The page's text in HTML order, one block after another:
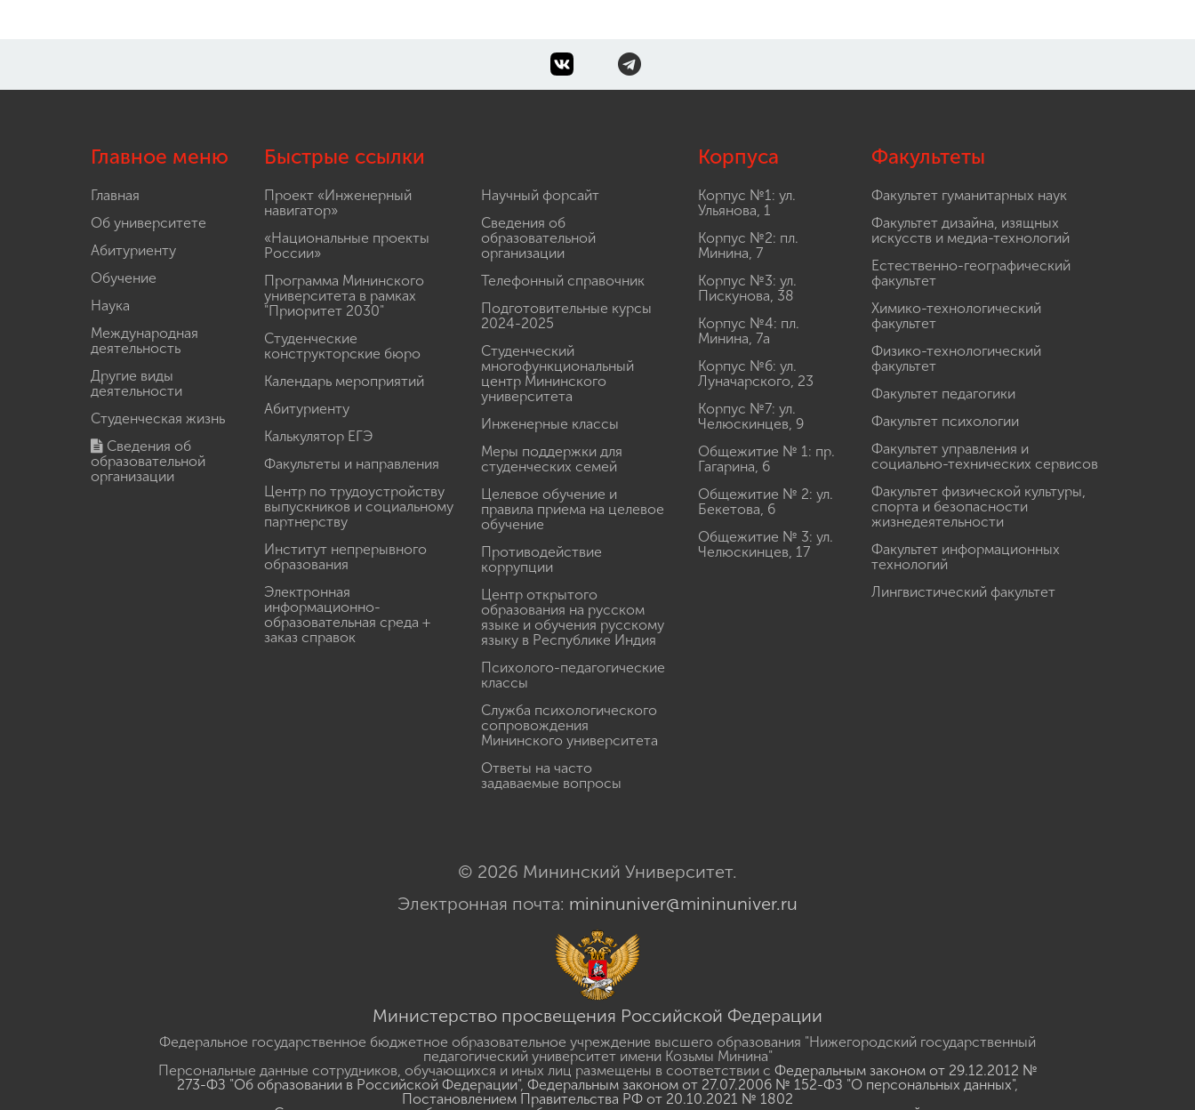
Главное меню
Главная
Об университете
Абитуриенту
Обучение
Наука
Международная
деятельность
Другие виды
деятельности
Студенческая жизнь
Сведения об
образовательной
организации
Быстрые ссылки
Проект «Инженерный
навигатор»
«Национальные проекты
России»
Программа Мининского
университета в рамках
"Приоритет 2030"
Студенческие
конструкторские бюро
Календарь мероприятий
Абитуриенту
Калькулятор ЕГЭ
Факультеты и направления
Центр по трудоустройству
выпускников и социальному
партнерству
Институт непрерывного
образования
Электронная
информационно-
образовательная среда +
заказ справок
Научный форсайт
Сведения об
образовательной
организации
Телефонный справочник
Подготовительные курсы
2024-2025
Студенческий
многофункциональный
центр Мининского
университета
Инженерные классы
Меры поддержки для
студенческих семей
Целевое обучение и
правила приема на целевое
обучение
Противодействие
коррупции
Центр открытого
образования на русском
языке и обучения русскому
языку в Республике Индия
Психолого-педагогические
классы
Служба психологического
сопровождения
Мининского университета
Ответы на часто
задаваемые вопросы
Корпуса
Корпус №1: ул.
Ульянова, 1
Корпус №2: пл.
Минина, 7
Корпус №3: ул.
Пискунова, 38
Корпус №4: пл.
Минина, 7а
Корпус №6: ул.
Луначарского, 23
Корпус №7: ул.
Челюскинцев, 9
Общежитие № 1: пр.
Гагарина, 6
Общежитие № 2: ул.
Бекетова, 6
Общежитие № 3: ул.
Челюскинцев, 17
Факультеты
Факультет гуманитарных наук
Факультет дизайна, изящных
искусств и медиа-технологий
Естественно-географический
факультет
Химико-технологический
факультет
Физико-технологический
факультет
Факультет педагогики
Факультет психологии
Факультет управления и
социально-технических сервисов
Факультет физической культуры,
спорта и безопасности
жизнедеятельности
Факультет информационных
технологий
Лингвистический факультет
© 2026 Мининский Университет.
Электронная почта: mininuniver@mininuniver.ru
Министерство просвещения Российской Федерации
Федеральное государственное бюджетное образовательное учреждение высшего образования "Нижегородский государственный
педагогический университет имени Козьмы Минина"
Персональные данные сотрудников, обучающихся и иных лиц размещены в соответствии с Федеральным законом от 29.12.2012 №
273-ФЗ "Об образовании в Российской Федерации", Федеральным законом от 27.07.2006 № 152-ФЗ "О персональных данных",
Постановлением Правительства РФ от 20.10.2021 № 1802